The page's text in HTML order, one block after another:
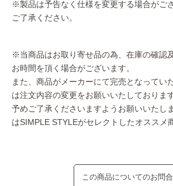
※製品は予告なく仕様を変更する場合がご
ご了承ください。
※当商品はお取り寄せ品の為、在庫の確認
お時間を頂く場合がございます。
また、商品がメーカーにて完売となってい
は注文内容の変更をお願いいたしております
予めご了承くださいますようお願いいたし
はSIMPLE STYLEがセレクトしたオススメ
この商品についてのお問